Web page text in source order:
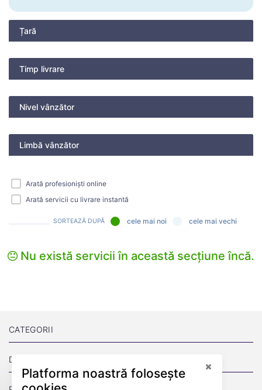
Țară
Timp livrare
Nivel vânzător
Limbă vânzător
Arată profesioniști online
Arată servicii cu livrare instantă
SORTEAZĂ DUPĂ cele mai noi cele mai vechi
Nu există servicii în această secțiune încă.
CATEGORII
DESPRE
Platforma noastră folosește